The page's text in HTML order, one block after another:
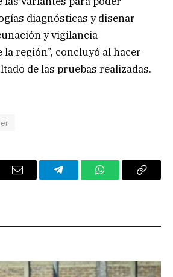
diagnósticas y diseñar
y vigilancia
la región”, concluyó al hacer
de las pruebas realizadas.
Email TelegramWhatsAppCopy